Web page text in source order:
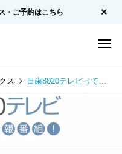
・ご予約はこちら
ス 日歯8020テレビって御存知ですか？ ― 動画で学べる、お口と歯の健康情報サイトのご案内